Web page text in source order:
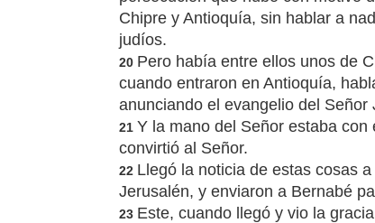
Chipre y Antioquía, sin hablar a
judíos.
20 Pero había entre ellos unos de
cuando entraron en Antioquía,
anunciando el evangelio del Señor
21 Y la mano del Señor estaba
convirtió al Señor.
22 Llegó la noticia de estas cosas
Jerusalén, y enviaron a Bernabé
23 Este, cuando llegó y vio la